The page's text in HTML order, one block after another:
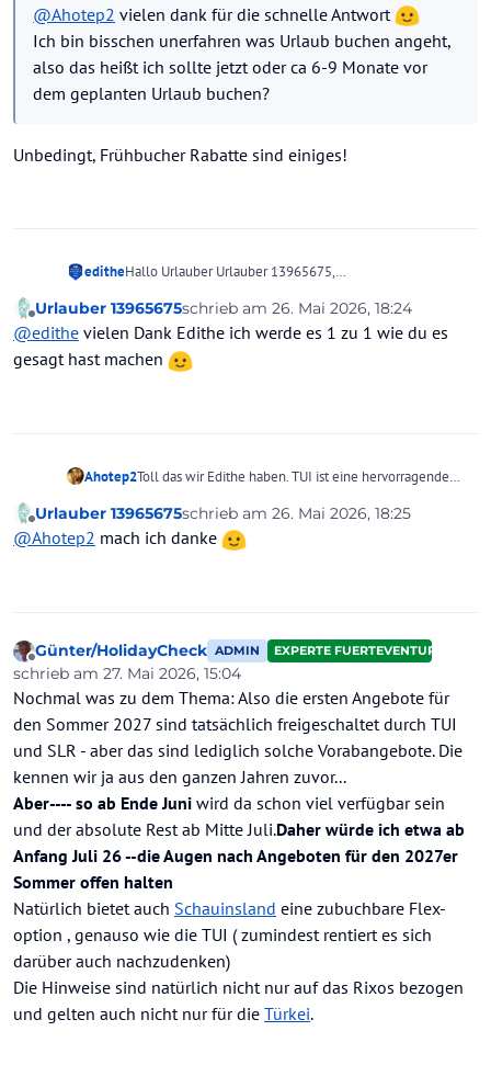
@Ahotep2 vielen dank für die schnelle Antwort
Ich bin bisschen unerfahren was Urlaub buchen angeht,
also das heißt ich sollte jetzt oder ca 6-9 Monate vor
dem geplanten Urlaub buchen?
Unbedingt, Frühbucher Rabatte sind einiges!
editheHallo Urlauber Urlauber 13965675,
buchen, z.b TUI ist gerade dabei schon die Buchungen
frei zugeben für 2027 .Selbst ich buchte immer wenn die
Frühbucherrabatte zumeist ab November verfügbar
Veranstalter ihre Angebote auf den Markt bringen dies
geschehen.. Einen genauen Termin kann man inzwischen
nicht mehr nennen, dazu sind die Preise zu variabel, aber
LG
Offline
Urlauber 13965675schrieb am 26. Mai 2026, 18:24
zuletzt editiert von
@edithe vielen Dank Edithe ich werde es 1 zu 1 wie du es
gesagt hast machen
Ahotep2Toll das wir Edithe haben. TUI ist eine hervorragende
die Frühbucher Deals zum Hotel und schlage zu. Falls
Du Paybacknutzer bist, geht das auch über
Offline
Urlauber 13965675schrieb am 26. Mai 2026, 18:25
zuletzt editiert von
@Ahotep2 mach ich danke
Offline
Günter/HolidayCheck ADMIN EXPERTE FUERTEVENTURA
schrieb am 27. Mai 2026, 15:04
zuletzt editiert von Günter/HolidayCheck
Nochmal was zu dem Thema: Also die ersten Angebote für
den Sommer 2027 sind tatsächlich freigeschaltet durch TUI
und SLR - aber das sind lediglich solche Vorabangebote. Die
kennen wir ja aus den ganzen Jahren zuvor...
Aber---- so ab Ende Juni wird da schon viel verfügbar sein
und der absolute Rest ab Mitte Juli.Daher würde ich etwa ab
Anfang Juli 26 --die Augen nach Angeboten für den 2027er
Sommer offen halten
Natürlich bietet auch Schauinsland eine zubuchbare Flex-
option , genauso wie die TUI ( zumindest rentiert es sich
darüber auch nachzudenken)
Die Hinweise sind natürlich nicht nur auf das Rixos bezogen
und gelten auch nicht nur für die Türkei.